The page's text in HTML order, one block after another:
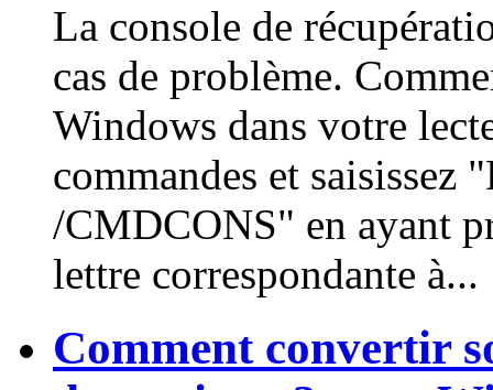
La console de
cas de problème.
Windows dans votre
commandes et
/CMDCONS" en ayant
lettre correspondante à...
Comment convertir